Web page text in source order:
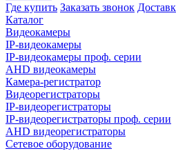
Где купить Заказать звонок
Каталог
Видеокамеры
IP-видеокамеры
IP-видеокамеры проф. серии
AHD видеокамеры
Камера-регистратор
Видеорегистраторы
IP-видеорегистраторы
IP-видеорегистраторы проф. серии
AHD видеорегистраторы
Сетевое оборудование